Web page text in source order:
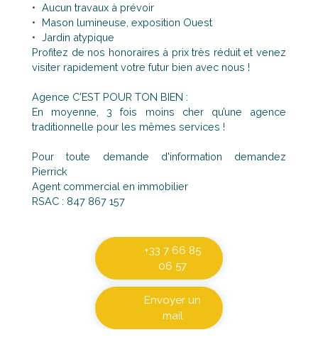
Aucun travaux à prévoir
Mason lumineuse, exposition Ouest
Jardin atypique
Profitez de nos honoraires à prix très réduit et venez
visiter rapidement votre futur bien avec nous !
Agence C'EST POUR TON BIEN :
En moyenne, 3 fois moins cher qu’une agence
traditionnelle pour les mêmes services !
Pour toute demande d'information demandez
Pierrick
Agent commercial en immobilier
RSAC : 847 867 157
+33 7 66 85
06 57
Envoyer un
mail